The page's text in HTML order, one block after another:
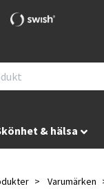
& hälsa
Varumärken